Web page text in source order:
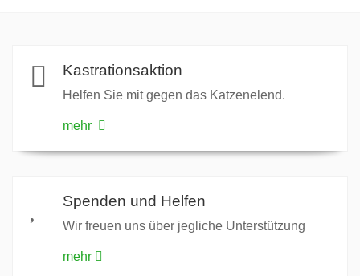
Kastrationsaktion
Helfen Sie mit gegen das Katzenelend.
mehr
Spenden und Helfen
Wir freuen uns über jegliche Unterstützung
mehr